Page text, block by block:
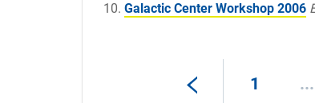
Galactic Center Workshop 2006
1 ...